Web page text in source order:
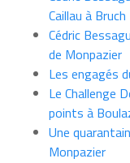
Caillau à Bruch
Cédric
de Monpazier
Les engagés
Le Challenge
points à
Une
Monpazier